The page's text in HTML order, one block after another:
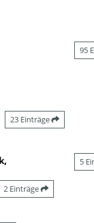
95
23 Einträge
5
2 Einträge